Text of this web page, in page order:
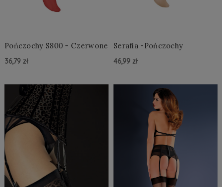
Pończochy S800 - Czerwone
36,79 zł
Do Koszyka »
Serafia -Pończochy
46,99 zł
Do Koszyka »